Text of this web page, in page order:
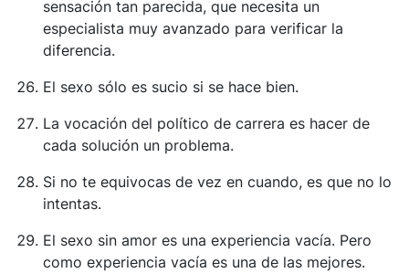
sensación tan parecida, que necesita un
especialista muy avanzado para verificar la
diferencia.
El sexo sólo es sucio si se hace bien.
La vocación del político de carrera es hacer de
cada solución un problema.
Si no te equivocas de vez en cuando, es que no lo
intentas.
El sexo sin amor es una experiencia vacía. Pero
como experiencia vacía es una de las mejores.